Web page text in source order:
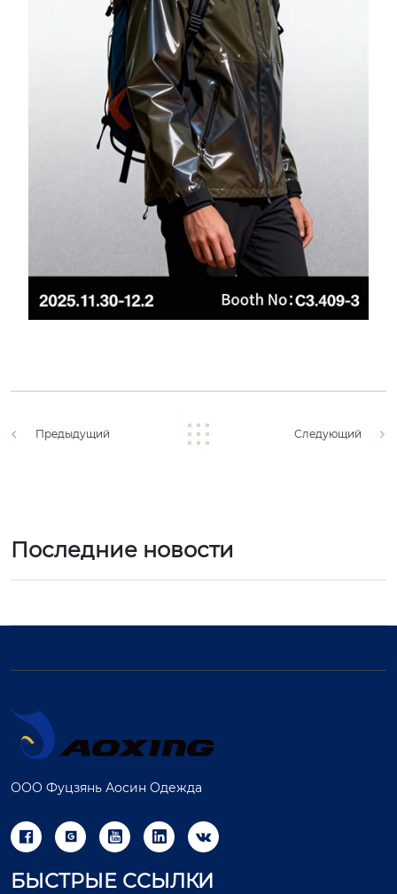
Предыдущий Следующий
Последние новости
ООО Фуцзянь Аосин Одежда
    
БЫСТРЫЕ ССЫЛКИ